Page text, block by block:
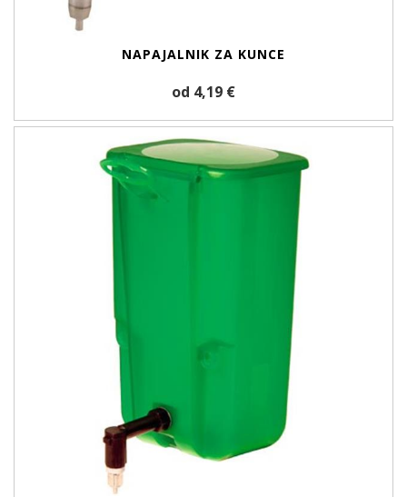
NAPAJALNIK ZA KUNCE
od 4,19 €